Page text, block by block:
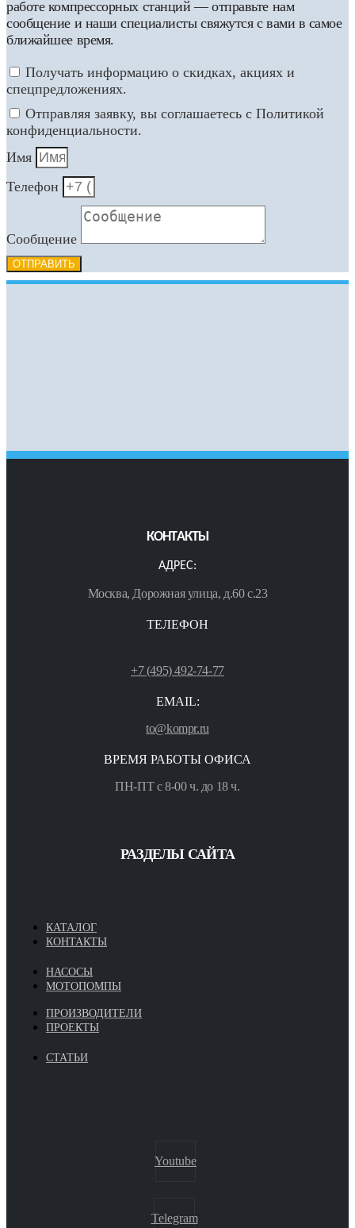
работе компрессорных станций — отправьте нам
сообщение и наши специалисты свяжутся с вами в самое
ближайшее время.
Получать информацию о скидках, акциях и
спецпредложениях.
Отправляя заявку, вы соглашаетесь с Политикой
конфиденциальности.
Имя
Телефон
Сообщение
ОТПРАВИТЬ
КОНТАКТЫ
АДРЕС:
Москва, Дорожная улица, д.60 с.23
ТЕЛЕФОН
+7 (495) 492-74-77
EMAIL:
to@kompr.ru
ВРЕМЯ РАБОТЫ ОФИСА
ПН-ПТ с 8-00 ч. до 18 ч.
РАЗДЕЛЫ САЙТА
КАТАЛОГ
КОНТАКТЫ
НАСОСЫ
МОТОПОМПЫ
ПРОИЗВОДИТЕЛИ
ПРОЕКТЫ
СТАТЬИ
Youtube
Telegram